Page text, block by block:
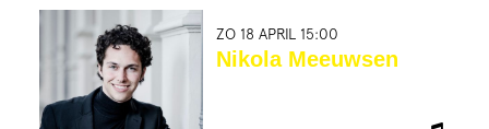
ZO 18 APRIL 15:00
Nikola Meeuwsen